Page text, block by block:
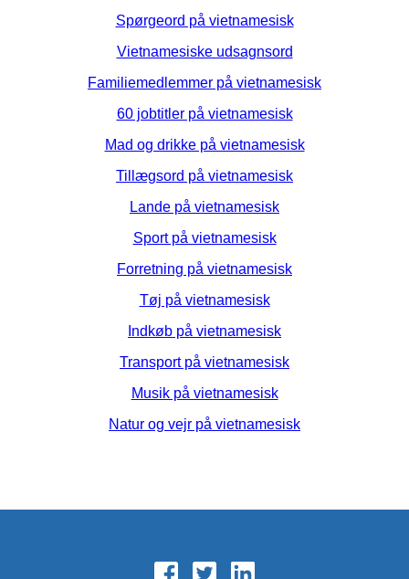
Spørgeord på vietnamesisk
Vietnamesiske udsagnsord
Familiemedlemmer på vietnamesisk
60 jobtitler på vietnamesisk
Mad og drikke på vietnamesisk
Tillægsord på vietnamesisk
Lande på vietnamesisk
Sport på vietnamesisk
Forretning på vietnamesisk
Tøj på vietnamesisk
Indkøb på vietnamesisk
Transport på vietnamesisk
Musik på vietnamesisk
Natur og vejr på vietnamesisk